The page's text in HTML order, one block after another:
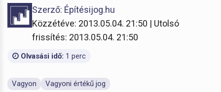
Szerző: Építésijog.hu
Közzétéve: 2013.05.04. 21:50 | Utolsó
frissítés: 2013.05.04. 21:50
Olvasási idő: 1 perc
Vagyon Vagyoni értékű jog